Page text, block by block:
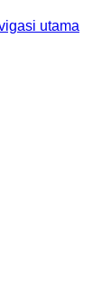
utama